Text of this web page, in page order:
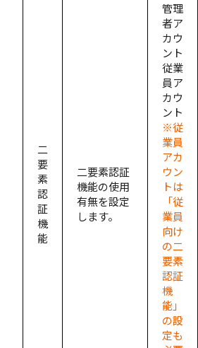
二
要
素
認
証
機
能
二要素認証
機能の使用
有無を設定
します。
管理
者ア
カウ
ント
従業
員ア
カウ
ント
※従
業員
アカ
ウン
トは
「従
業員
向け
の二
要素
認証
機
能」
の設
定も